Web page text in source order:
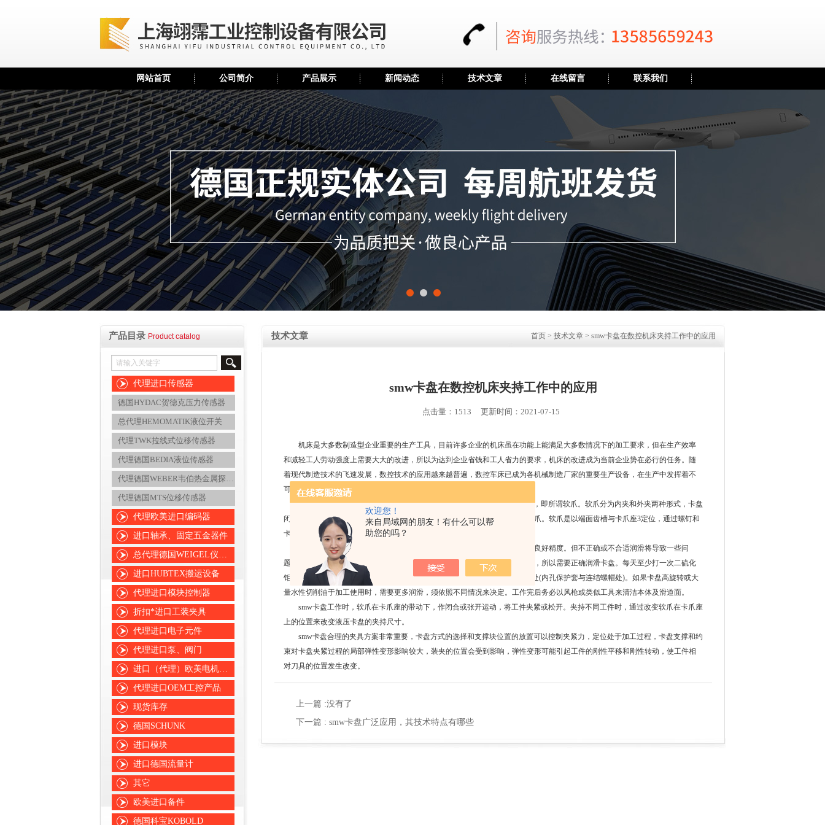
欢迎您！
来自局域网的朋友！有什么可以帮
助您的吗？
网站首页 公司简介 产品展示 新闻动态 技术文章 在线留言 联系我们
产品目录 Product catalog
代理进口传感器
德国HYDAC贺德克压力传感器
总代理HEMOMATIK液位开关
代理TWK拉线式位移传感器
代理德国BEDIA液位传感器
代理德国WEBER韦伯热金属探测器
代理德国MTS位移传感器
代理欧美进口编码器
进口轴承、固定五金器件
总代理德国WEIGEL仪表仪器
进口HUBTEX搬运设备
代理进口模块控制器
折扣*进口工装夹具
代理进口电子元件
代理进口泵、阀门
进口（代理）欧美电机、风机
代理进口OEM工控产品
现货库存
德国SCHUNK
进口模块
进口德国流量计
其它
欧美进口备件
德国科宝KOBOLD
技术文章 首页 > 技术文章 > smw卡盘在数控机床夹持工作中的应用
smw卡盘在数控机床夹持工作中的应用
点击量：1513 更新时间：2021-07-15
机床是大多数制造型企业重要的生产工具，目前许多企业的机床虽在功能上能满足大多数情况下的加工要求，但在生产效率
和减轻工人劳动强度上需要大大的改进，所以为达到企业省钱和工人省力的要求，机床的改进成为当前企业势在必行的任务。随
着现代制造技术的飞速发展，数控技术的应用越来越普遍，数控车床已成为各机械制造厂家的重要生产设备，在生产中发挥着不
可替代的作用。
数控车床一般用smw卡盘来夹持工件。卡盘通常都配备有未经淬火的卡爪，即所谓软爪。软爪分为内夹和外夹两种形式，卡盘
闭合时夹紧工件的软爪为内夹式软爪，卡盘张开时撑紧工件的软爪为外夹式软爪。软爪是以端面齿槽与卡爪座3定位，通过螺钉和
卡爪座中的T型螺母固定在卡爪座上。
卡盘使用需要前做好润滑工作，可以确保车床卡盘长时间使用后，仍然有良好精度。但不正确或不合适润滑将导致一些问
题，例如低压时不正常功能，夹持力减弱，夹持精度不良，不正常磨损及卡住，所以需要正确润滑卡盘。每天至少打一次二硫化
钼油脂(颜色为黑色)，将油脂打入卡盘油嘴内直到油脂溢出夹爪面或卡盘内孔处(内孔保护套与连结螺帽处)。如果卡盘高旋转或大
量水性切削油于加工使用时，需要更多润滑，须依照不同情况来决定。工作完后务必以风枪或类似工具来清洁本体及滑道面。
smw卡盘工作时，软爪在卡爪座的带动下，作闭合或张开运动，将工件夹紧或松开。夹持不同工件时，通过改变软爪在卡爪座
上的位置来改变液压卡盘的夹持尺寸。
smw卡盘合理的夹具方案非常重要，卡盘方式的选择和支撑块位置的放置可以控制夹紧力，定位处于加工过程，卡盘支撑和约
束对卡盘夹紧过程的局部弹性变形影响较大，装夹的位置会受到影响，弹性变形可能引起工件的刚性平移和刚性转动，使工件相
对刀具的位置发生改变。
上一篇 :没有了
下一篇 : smw卡盘广泛应用，其技术特点有哪些